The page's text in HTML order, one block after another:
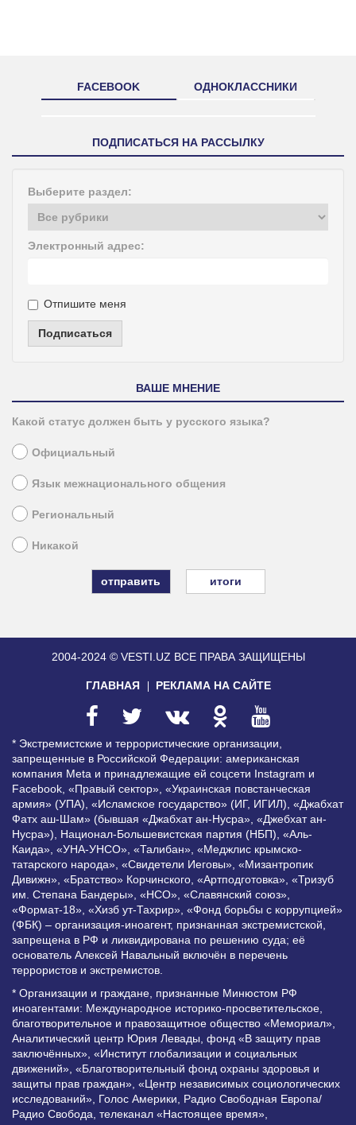
FACEBOOK ОДНОКЛАССНИКИ
ПОДПИСАТЬСЯ НА РАССЫЛКУ
Выберите раздел:
Электронный адрес:
Отпишите меня
Подписаться
ВАШЕ МНЕНИЕ
Какой статус должен быть у русского языка?
Официальный
Язык межнационального общения
Региональный
Никакой
итоги
2004-2024 © VESTI.UZ ВСЕ ПРАВА ЗАЩИЩЕНЫ
ГЛАВНАЯ РЕКЛАМА НА САЙТЕ
* Экстремистские и террористические организации,
запрещенные в Российской Федерации: американская
компания Meta и принадлежащие ей соцсети Instagram и
Facebook, «Правый сектор», «Украинская повстанческая
армия» (УПА), «Исламское государство» (ИГ, ИГИЛ), «Джабхат
Фатх аш-Шам» (бывшая «Джабхат ан-Нусра», «Джебхат ан-
Нусра»), Национал-Большевистская партия (НБП), «Аль-
Каида», «УНА-УНСО», «Талибан», «Меджлис крымско-
татарского народа», «Свидетели Иеговы», «Мизантропик
Дивижн», «Братство» Корчинского, «Артподготовка», «Тризуб
им. Степана Бандеры», «НСО», «Славянский союз»,
«Формат-18», «Хизб ут-Тахрир», «Фонд борьбы с коррупцией»
(ФБК) – организация-иноагент, признанная экстремистской,
запрещена в РФ и ликвидирована по решению суда; её
основатель Алексей Навальный включён в перечень
террористов и экстремистов.
* Организации и граждане, признанные Минюстом РФ
иноагентами: Международное историко-просветительское,
благотворительное и правозащитное общество «Мемориал»,
Аналитический центр Юрия Левады, фонд «В защиту прав
заключённых», «Институт глобализации и социальных
движений», «Благотворительный фонд охраны здоровья и
защиты прав граждан», «Центр независимых социологических
исследований», Голос Америки, Радио Свободная Европа/
Радио Свобода, телеканал «Настоящее время»,